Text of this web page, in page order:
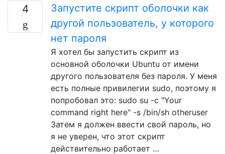
4
Запустите скрипт оболочки как
другой пользователь, у которого
нет пароля
Я хотел бы запустить скрипт из
основной оболочки Ubuntu от имени
другого пользователя без пароля. У меня
есть полные привилегии sudo, поэтому я
попробовал это: sudo su -c "Your
command right here" -s /bin/sh otheruser
Затем я должен ввести свой пароль, но
я не уверен, что этот скрипт
действительно работает …